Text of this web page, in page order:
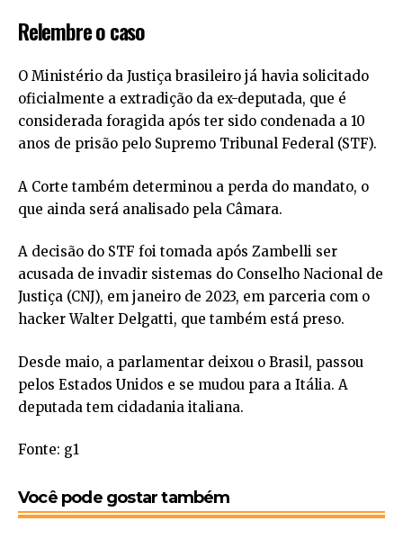
Relembre o caso
O Ministério da Justiça brasileiro já havia solicitado
oficialmente a extradição da ex-deputada, que é
considerada foragida após ter sido condenada a 10
anos de prisão pelo Supremo Tribunal Federal (STF).
A Corte também determinou a perda do mandato, o
que ainda será analisado pela Câmara.
A decisão do STF foi tomada após Zambelli ser
acusada de invadir sistemas do Conselho Nacional de
Justiça (CNJ), em janeiro de 2023, em parceria com o
hacker Walter Delgatti, que também está preso.
Desde maio, a parlamentar deixou o Brasil, passou
pelos Estados Unidos e se mudou para a Itália. A
deputada tem cidadania italiana.
Fonte: g1
Você pode gostar também